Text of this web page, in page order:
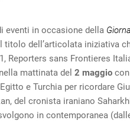
eventi in occasione della
titolo dell’articolata iniziativa
Reporters sans Frontieres
nella mattinata del 2 maggio
e Turchia per ricordare
del cronista iraniano
in contemporanea